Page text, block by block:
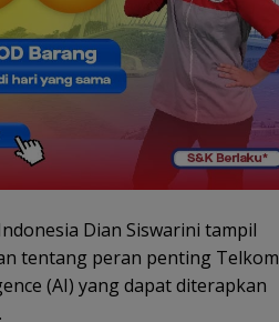
Dian Siswarini tampil
tentang peran penting Telkom
(AI) yang dapat diterapkan